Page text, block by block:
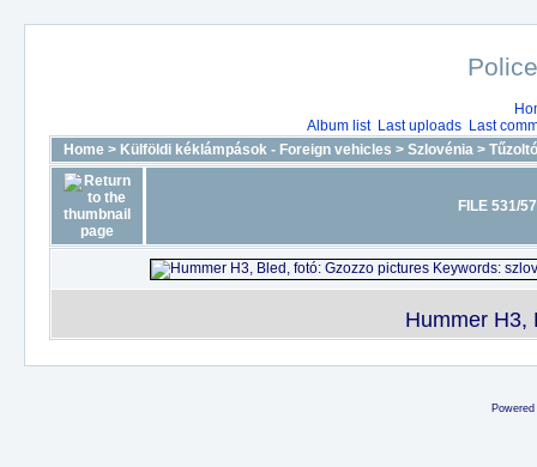
Album list Last uploads Last
Home > Külföldi kéklámpások - Foreign vehicles > Szlovénia >
FILE 531/
Hummer H3,